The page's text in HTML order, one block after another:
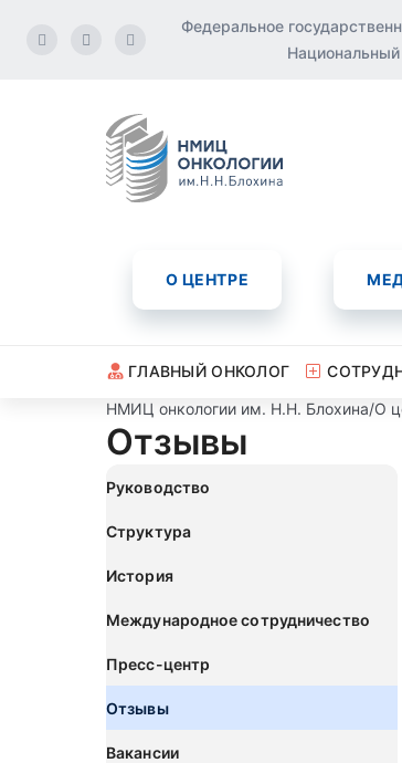
Федеральное
О ЦЕНТРЕ
ГЛАВНЫЙ ОНКОЛОГ
НМИЦ онкологии им. Н.Н. Блохина/О
Отзывы
Руководство
Структура
История
Международное сотрудничество
Пресс-центр
Отзывы
Вакансии